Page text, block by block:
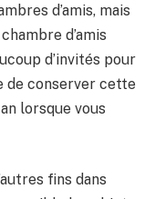
d’amis, mais
d’amis
d’invités pour
de conserver cette
lorsque vous
fins dans